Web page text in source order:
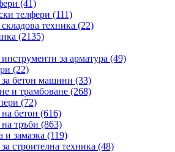
(41)
телфери (111)
техника (22)
(2135)
за арматура (49)
(22)
бетон машини (33)
и трамбоване (268)
(72)
бетон (616)
тръби (863)
замазка (119)
строителна техника (48)